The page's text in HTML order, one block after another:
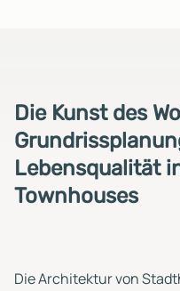
Die Kunst des
Lebensqualität
Townhouses
Die Architektur von